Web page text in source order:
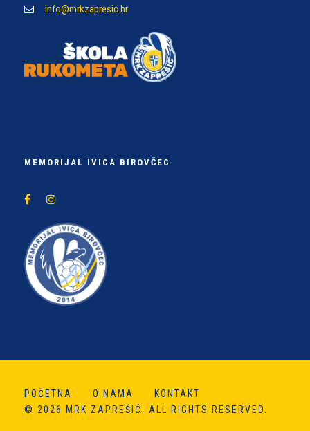
info@mrkzapresic.hr
MEMORIJAL IVICA BIROVČEC
POČETNA O NAMA
KONTAKT
© 2026 MRK ZAPREŠIĆ. ALL RIGHTS RESERVED.